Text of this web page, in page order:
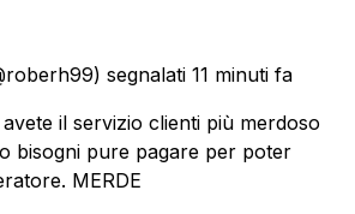
segnalati 11 minuti fa
il servizio clienti più merdoso
bisogni pure pagare per poter
MERDE